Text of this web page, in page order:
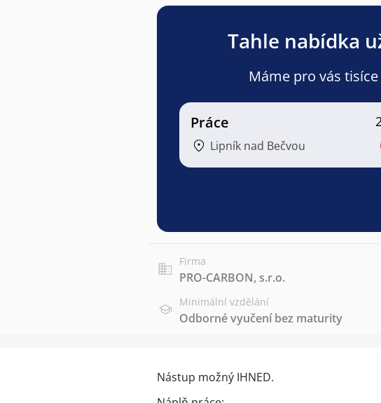
Tahle nabídka
Máme pro vás
Práce
Lipník nad Bečvou
Firma
PRO-CARBON, s.r.o.
Minimální vzdělání
Odborné vyučení bez maturity
Nástup možný IHNED.